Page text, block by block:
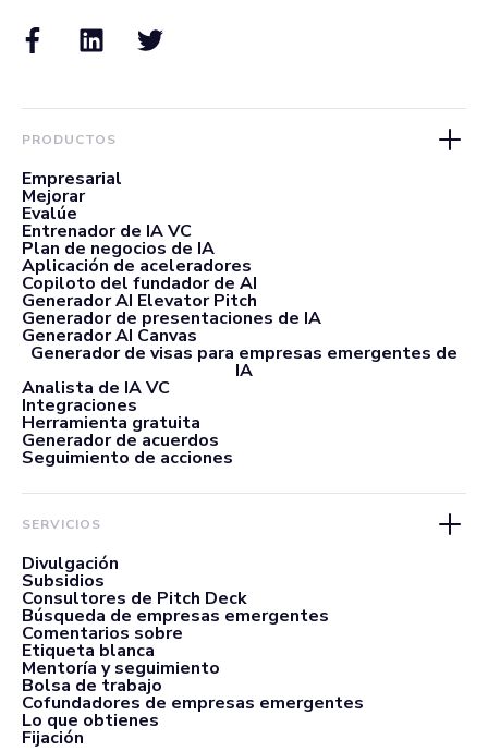
PRODUCTOS
Empresarial
Mejorar
Evalúe
Entrenador de IA VC
Plan de negocios de IA
Aplicación de aceleradores
Copiloto del fundador de AI
Generador AI Elevator Pitch
Generador de presentaciones de IA
Generador AI Canvas
Generador de visas para empresas emergentes de
IA
Analista de IA VC
Integraciones
Herramienta gratuita
Generador de acuerdos
Seguimiento de acciones
SERVICIOS
Divulgación
Subsidios
Consultores de Pitch Deck
Búsqueda de empresas emergentes
Comentarios sobre
Etiqueta blanca
Mentoría y seguimiento
Bolsa de trabajo
Cofundadores de empresas emergentes
Lo que obtienes
Fijación